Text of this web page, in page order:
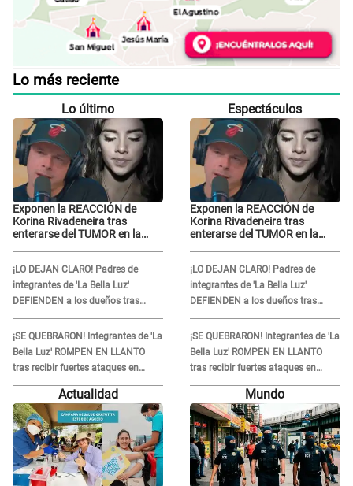
Lo más reciente
Lo último
Exponen la REACCIÓN de
Korina Rivadeneira tras
enterarse del TUMOR en la
¡LO DEJAN CLARO! Padres de
integrantes de 'La Bella Luz'
DEFIENDEN a los dueños tras
denuncia: “Nunca vimos nada...”
¡SE QUEBRARON! Integrantes de 'La
Bella Luz' ROMPEN EN LLANTO
tras recibir fuertes ataques en
redes por DENUNCIA de acoso
contra Naldy Saldaña
Espectáculos
Exponen la REACCIÓN de
Korina Rivadeneira tras
enterarse del TUMOR en la
¡LO DEJAN CLARO! Padres de
integrantes de 'La Bella Luz'
DEFIENDEN a los dueños tras
denuncia: “Nunca vimos nada...”
¡SE QUEBRARON! Integrantes de 'La
Bella Luz' ROMPEN EN LLANTO
tras recibir fuertes ataques en
redes por DENUNCIA de acoso
contra Naldy Saldaña
Actualidad Mundo